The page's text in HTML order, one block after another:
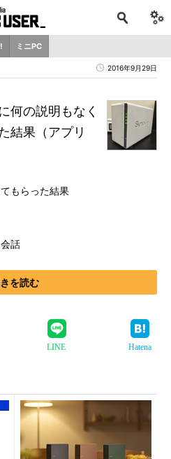
ミニPC
2016年9月29日
何の説明もなく
結果（アプリ
もらった結果
話
を読む
LINE Hatena